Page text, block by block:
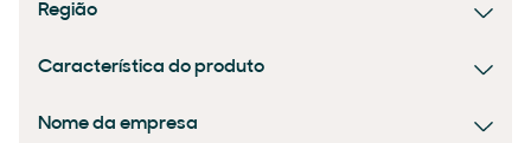
Região
Característica do produto
Nome da empresa